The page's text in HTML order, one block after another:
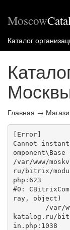
Moscow
Каталог
Главная →
[Error]
Cannot
omponent\Base
/var/www/
ru/bitrix/
php:623
#0:
ray, object)
katalog.ru/
in.php:1038